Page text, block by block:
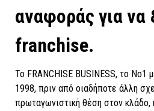
αναφοράς για να
franchise.
Το FRANCHISE BUSINESS, το Νο1
1998, πριν από οιαδήποτε άλλη
πρωταγωνιστική θέση στον κλάδο,